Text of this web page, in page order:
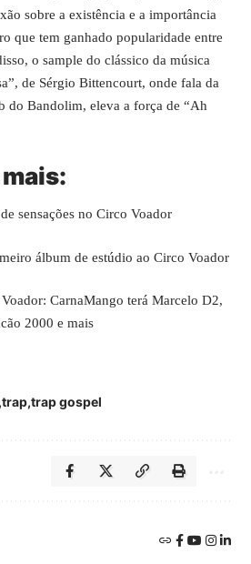
sobre a existência e a importância
que tem ganhado popularidade entre
o sample do clássico da música
de Sérgio Bittencourt, onde fala da
do Bandolim, eleva a força de “Ah
sensações no Circo Voador
álbum de estúdio ao Circo Voador
CarnaMango terá Marcelo D2,
2000 e mais
trap trap gospel